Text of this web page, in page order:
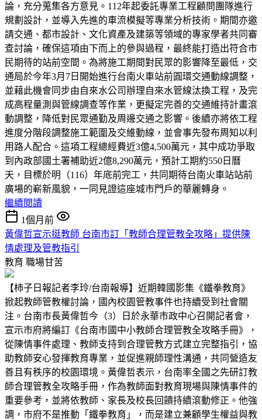
論，充分蒐集各方意見。112年起委託專業工程顧問團隊進行
規劃設計，並導入先進的車流模擬等專業分析技術。期間亦邀
請交通、都市設計、文化資產及建築等領域的專家學者共同審
查討論，確保這項由下而上的參與過程，最終能打造出符合市
民期待的站前空間。為將施工期間對民眾的影響降至最低，交
通局於今年3月7日開始進行台南火車站前圓環交通動線調整，
並藉此機會同步由自來水公司辦理自來水管線汰換工程，及完
成高程量測與管線調查等作業，更擬定完善的交通維持計畫滾
動調整，降低對民眾通勤及周邊交通之影響。後續亦將依工程
進度分階段調整施工範圍及交維動線，並會事先發布周知以利
用路人配合。這項工程總經費近3億4,500萬元，其中成功爭取
到內政部國土署補助近2億8,290萬元，預計工期約550日曆
天，目標於明（116）年底前完工，共同期待台南火車站站前
廣場的嶄新風貌，一同見證這座城市門戶的華麗轉身。
繼續閱讀
1個月前
黃偉哲宣示挺教師 台南市訂「教師合理管教全攻略」提供陳
情處理及管教指引
教育 職場甘苦
【柿子日報記者李玲/台南報導】近期韓國影集《鐵拳教育》
掀起教師管教權討論，國內校園管教事件也持續受到社會關
注。台南市長黃偉哲今（3）日於永華市政中心召開記者會，
宣示市府將編訂《台南市國中小教師合理管教全攻略手冊》，
從陳情事件處理、教師支持到合理管教方式建立完整指引，協
助教師安心發揮教育專業，並促進親師理性溝通，共同營造友
善且有秩序的校園環境。黃偉哲表示，台南率全國之先研訂教
師合理管教全攻略手冊，作為教師面對教育現場與陳情事件的
重要參考，並將依教師、家長及校長回饋持續滾動修正。他強
調，市府不是推動「鐵拳教育」，而是建立兼顧學生權益與教